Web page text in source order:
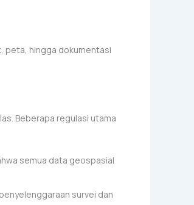
peta, hingga dokumentasi
Beberapa regulasi utama
semua data geospasial
survei dan